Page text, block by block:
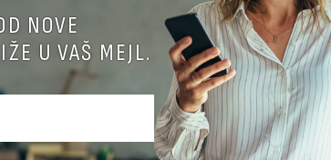
NOVE
U VAŠ MEJL.